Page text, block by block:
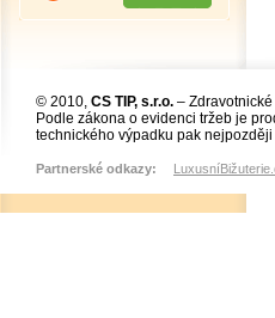
© 2010, CS TIP, s.r.o. –
Podle zákona o evidenci tržeb je
technického výpadku pak
Partnerské odkazy: